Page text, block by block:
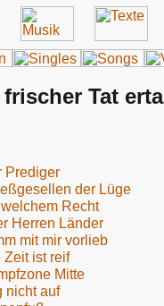
Tat
Prediger
der Lüge
welchem Recht
Herren Länder
mit mir vorlieb
Zeit ist reif
Mitte
nicht auf